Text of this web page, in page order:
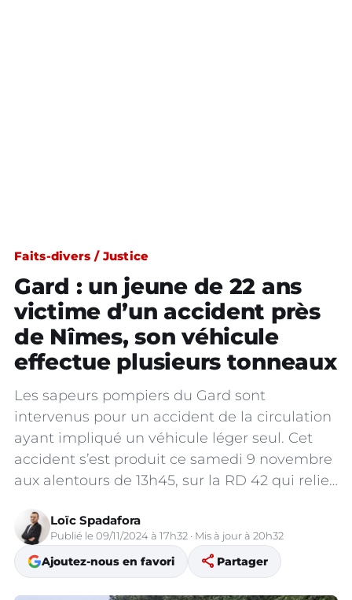
Faits-divers / Justice
Gard : un jeune de 22 ans
victime d’un accident près
de Nîmes, son véhicule
effectue plusieurs tonneaux
Les sapeurs pompiers du Gard sont
intervenus pour un accident de la circulation
ayant impliqué un véhicule léger seul. Cet
accident s’est produit ce samedi 9 novembre
aux alentours de 13h45, sur la RD 42 qui relie…
Loïc Spadafora
Publié le 09/11/2024 à 17h32 · Mis à jour à 20h32
Ajoutez-nous en favori share Partager